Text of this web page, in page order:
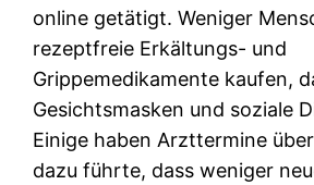
online getätigt. Weniger
rezeptfreie Erkältungs- und
Grippemedikamente kaufen,
Gesichtsmasken und soziale
Einige haben Arzttermine
dazu führte, dass weniger